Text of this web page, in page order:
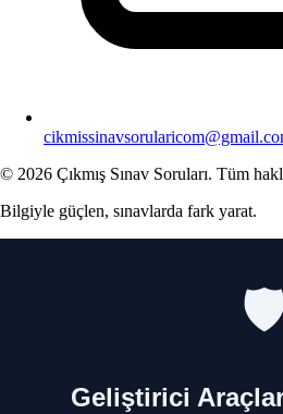
© 2026 Çıkmış Sınav Soruları. Tüm
Bilgiyle güçlen, sınavlarda fark yarat.
🛡️
Geliştirici